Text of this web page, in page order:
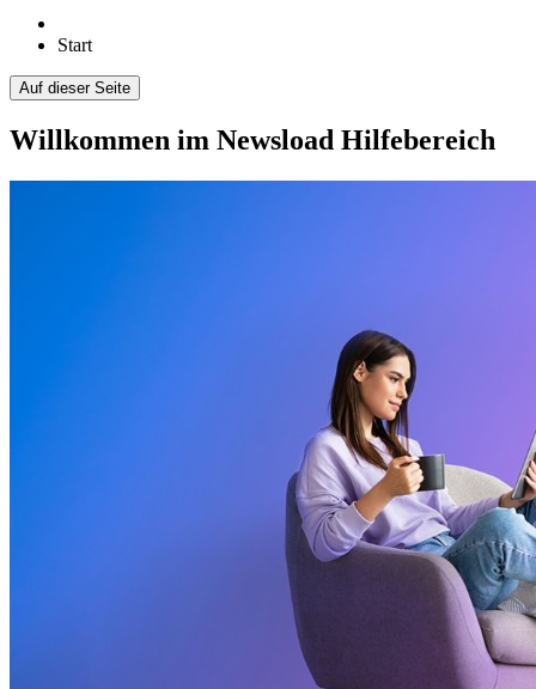
Start
Auf dieser Seite
Willkommen im Newsload Hilfebereich